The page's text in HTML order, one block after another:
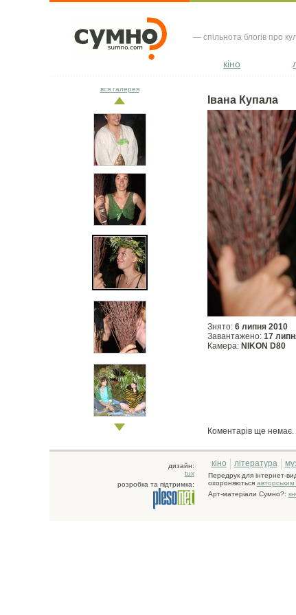
— спільнота блогів про
кіно
Івана Купала
Знято: 6 липня 2010
Завантажено: 17
Камера: NIKON D80
Коментарів ще
вся галерея
дизайн:
tux
розробка та підтримка:
кіно література
Передрук для інтернет-
охороняються
Арт-матеріали Сумно?: